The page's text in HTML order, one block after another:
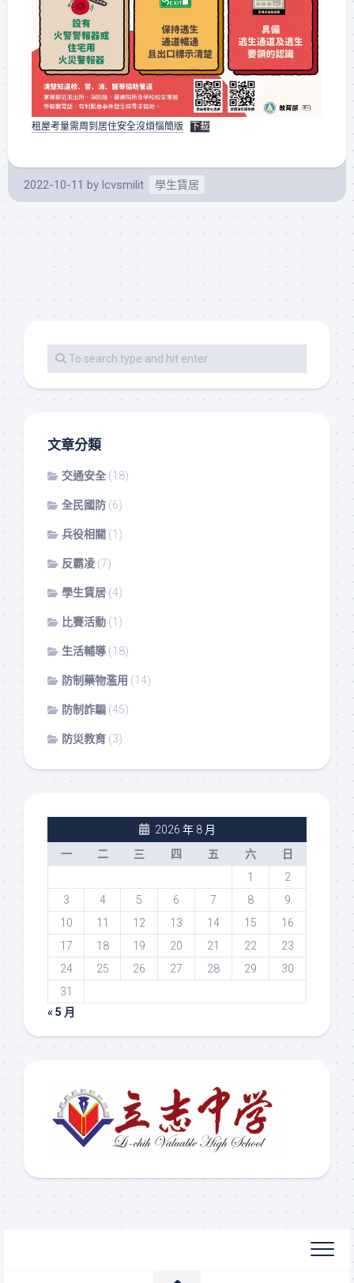
租屋考量需周到居住安全沒煩惱簡版 下載
2022-10-11 by lcvsmilit 學生賃居
文章分類
交通安全 (18)
全民國防 (6)
兵役相關 (1)
反霸凌 (7)
學生賃居 (4)
比賽活動 (1)
生活輔導 (18)
防制藥物濫用 (14)
防制詐騙 (45)
防災教育 (3)
2026 年 8 月
一
二 三 四 五 六
日
1
2
3
4 5 6 7 8
9
10
11 12 13 14 15
16
17
18 19 20 21 22
23
24
25 26 27 28 29
30
31
« 5 月